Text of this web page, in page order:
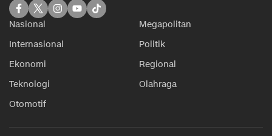
Nasional
Megapolitan
Internasional
Politik
Ekonomi
Regional
Teknologi
Olahraga
Otomotif